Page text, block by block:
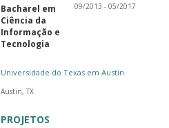
Bacharel em
Ciência da
Informação e
Tecnologia
09/2013 - 05/2017
Universidade do Texas em Austin
Austin, TX
PROJETOS